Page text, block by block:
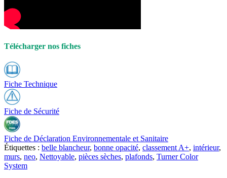
Télécharger nos fiches
Fiche Technique
Fiche de Sécurité
Fiche de Déclaration Environnementale et Sanitaire
Étiquettes : belle blancheur, bonne opacité, classement A+, intérieur,
murs, neo, Nettoyable, pièces sèches, plafonds, Turner Color
System